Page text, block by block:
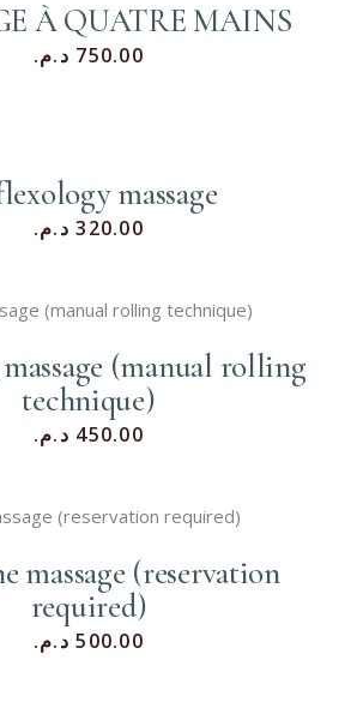
À QUATRE MAINS
750.00 د.م.
massage
320.00 د.م.
(manual rolling
technique)
450.00 د.م.
massage (reservation
required)
500.00 د.م.